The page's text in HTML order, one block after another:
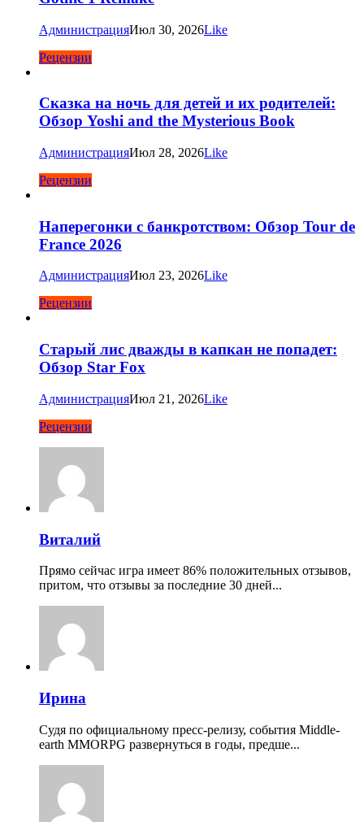
АдминистрацияИюл 30, 2026Like
Рецензии
Сказка на ночь для детей и их родителей:
Обзор Yoshi and the Mysterious Book
АдминистрацияИюл 28, 2026Like
Рецензии
Наперегонки с банкротством: Обзор Tour de
France 2026
АдминистрацияИюл 23, 2026Like
Рецензии
Старый лис дважды в капкан не попадет:
Обзор Star Fox
АдминистрацияИюл 21, 2026Like
Рецензии
Виталий
Прямо сейчас игра имеет 86% положительных отзывов,
притом, что отзывы за последние 30 дней...
Ирина
Судя по официальному пресс-релизу, события Middle-
earth MMORPG развернуться в годы, предше...